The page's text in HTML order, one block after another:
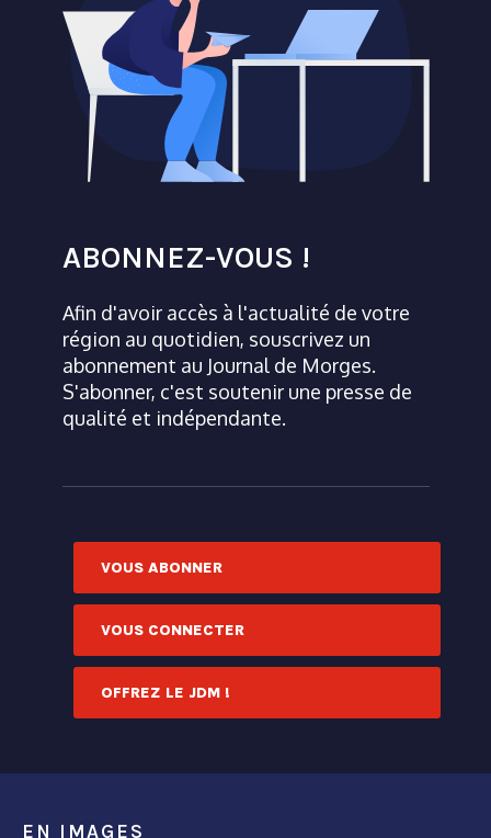
ABONNEZ-VOUS !
Afin d'avoir accès à l'actualité de votre
région au quotidien, souscrivez un
abonnement au Journal de Morges.
S'abonner, c'est soutenir une presse de
qualité et indépendante.
VOUS ABONNER
VOUS CONNECTER
OFFREZ LE JDM !
EN IMAGES